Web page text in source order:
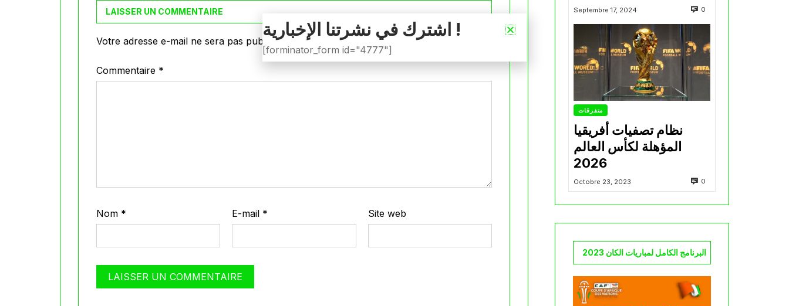
LAISSER UN COMMENTAIRE
Votre adresse e-mail ne sera pas publiée. Les champs obligatoires sont indiqués avec
Commentaire *
Nom * E-mail * Site web
Septembre 17, 2024 0
متفرقات
نظام تصفيات أفريقيا
المؤهلة لكأس العالم
2026
Octobre 23, 2023 0
البرنامج الكامل لمباريات الكان 2023
اشترك في نشرتنا الإخبارية !
[forminator_form id="4777"]